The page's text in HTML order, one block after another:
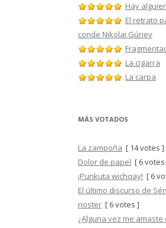
Hay
El retrato
conde Nikolai Gúriev
La cigarra
La carpa
MÁS VOTADOS
La zampoña [ 14 votes ]
Dolor de papel [ 6 votes
¡Punkuta wichqay! [ 6
El último discurso de
noster [ 6 votes ]
¿Alguna vez me amaste